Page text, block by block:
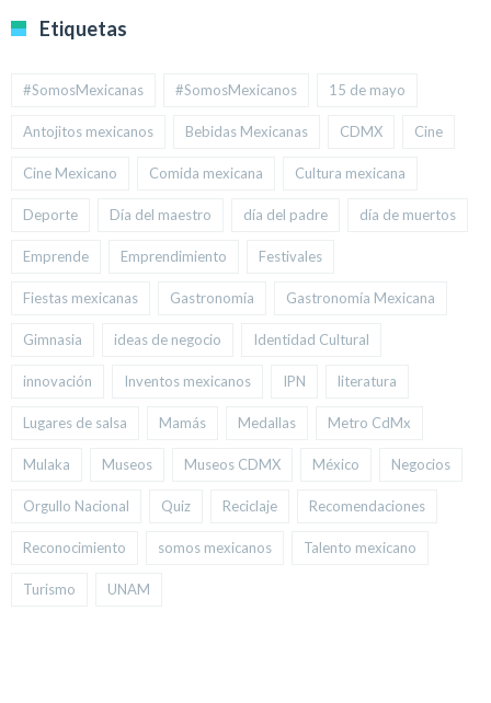
Etiquetas
#SomosMexicanas #SomosMexicanos 15 de mayo
Antojitos mexicanos Bebidas Mexicanas CDMX Cine
Cine Mexicano Comida mexicana Cultura mexicana
Deporte Día del maestro día del padre día de muertos
Emprende Emprendimiento Festivales
Fiestas mexicanas Gastronomía Gastronomía Mexicana
Gimnasia ideas de negocio Identidad Cultural
innovación Inventos mexicanos IPN literatura
Lugares de salsa Mamás Medallas Metro CdMx
Mulaka Museos Museos CDMX México Negocios
Orgullo Nacional Quiz Reciclaje Recomendaciones
Reconocimiento somos mexicanos Talento mexicano
Turismo UNAM